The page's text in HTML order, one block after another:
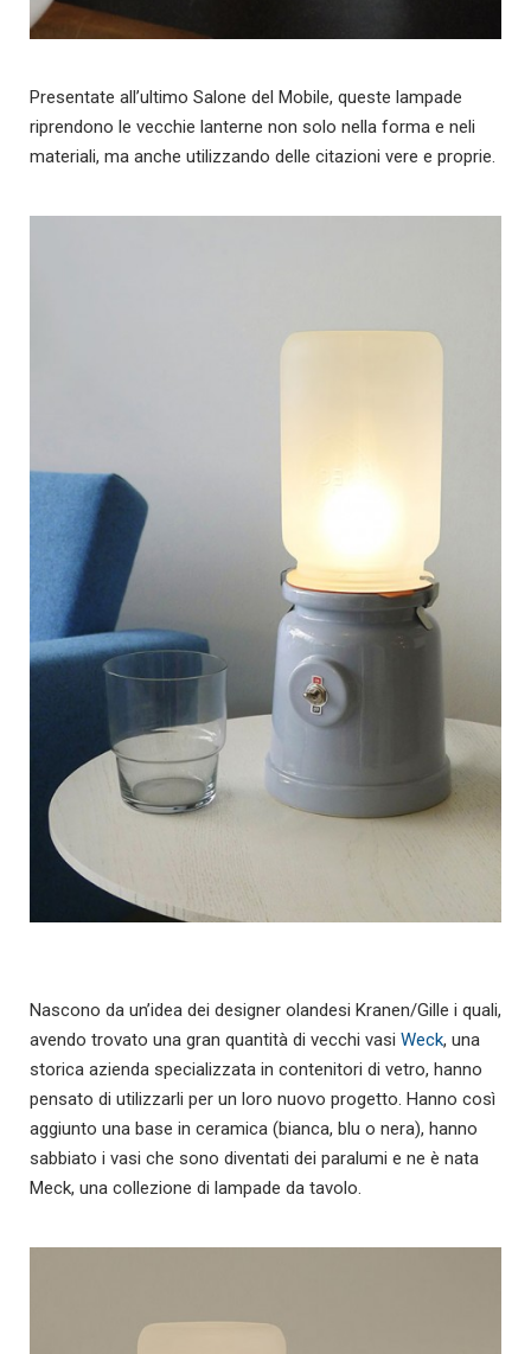
Presentate all’ultimo Salone del Mobile, queste lampade
riprendono le vecchie lanterne non solo nella forma e neli
materiali, ma anche utilizzando delle citazioni vere e proprie.
Nascono da un’idea dei designer olandesi Kranen/Gille i quali,
avendo trovato una gran quantità di vecchi vasi Weck, una
storica azienda specializzata in contenitori di vetro, hanno
pensato di utilizzarli per un loro nuovo progetto. Hanno così
aggiunto una base in ceramica (bianca, blu o nera), hanno
sabbiato i vasi che sono diventati dei paralumi e ne è nata
Meck, una collezione di lampade da tavolo.